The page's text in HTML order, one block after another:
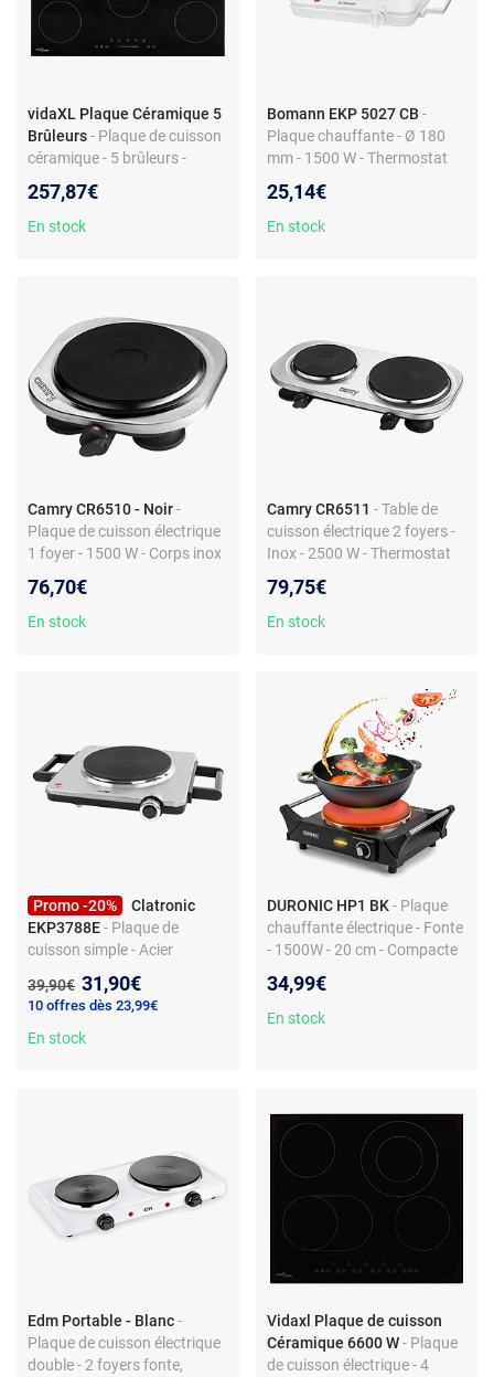
vidaXL Plaque Céramique 5
Brûleurs- Plaque de cuisson
céramique - 5 brûleurs -
Noir - Zone triple + ovale
257,87€
En stock
Bomann EKP 5027 CB -
Plaque chauffante - Ø 180
mm - 1500 W - Thermostat
25,14€
En stock
Camry CR6510 - Noir-
Plaque de cuisson électrique
1 foyer - 1500 W - Corps inox
frontales - Pose libre
76,70€
En stock
Camry CR6511 - Table de
cuisson électrique 2 foyers -
Inox - 2500 W - Thermostat
frontales - Pose libre
79,75€
En stock
Promo -20%
Clatronic
EKP3788E- Plaque de
cuisson simple - Acier
Thermostat réglable
Ancien prix :
39,90€ Nouveau prix :
31,90€
10 offres dès 23,99€
En stock
DURONIC HP1 BK - Plaque
chauffante électrique - Fonte
- 1500W - 20 cm - Compacte
34,99€
En stock
Edm Portable - Blanc-
Plaque de cuisson électrique
double - 2 foyers fonte,
Vidaxl Plaque de cuisson
Céramique 6600 W - Plaque
de cuisson électrique - 4